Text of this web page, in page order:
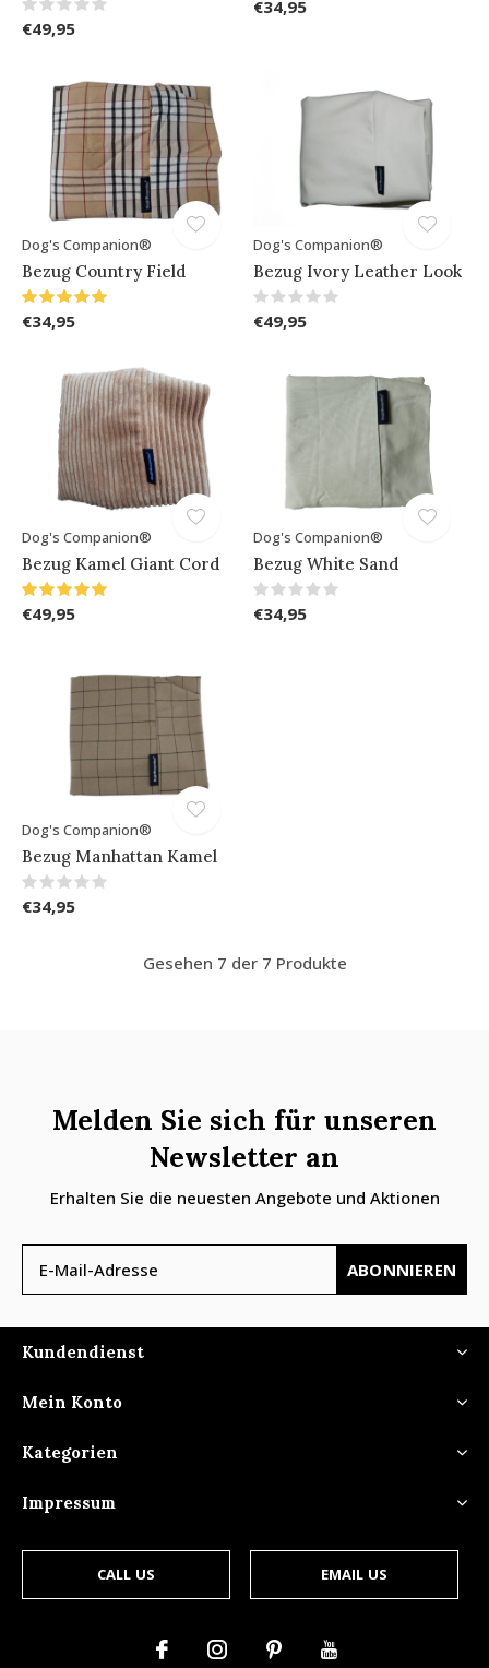
€49,95
€34,95
Dog's Companion®
Bezug Country Field
€34,95
Dog's Companion®
Bezug Ivory Leather Look
€49,95
Dog's Companion®
Bezug Kamel Giant Cord
€49,95
Dog's Companion®
Bezug White Sand
€34,95
Dog's Companion®
Bezug Manhattan Kamel
€34,95
Gesehen 7 der 7 Produkte
Melden Sie sich für unseren
Newsletter an
Erhalten Sie die neuesten Angebote und Aktionen
ABONNIEREN
Kundendienst
Mein Konto
Kategorien
Impressum
CALL US EMAIL US